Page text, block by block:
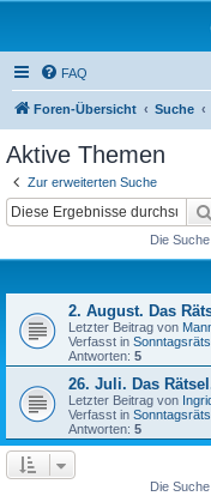
FAQ
Foren-Übersicht Suche
Aktive Themen
Zur erweiterten Suche
Die
2. August. Das
Letzter Beitrag von
Verfasst in
Antworten: 5
26. Juli. Das
Letzter Beitrag von
Verfasst in
Antworten: 5
Die